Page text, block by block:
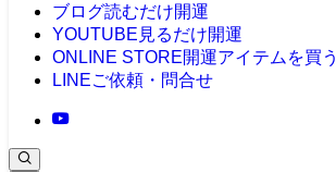
ブログ読むだけ開運
YOUTUBE 見るだけ開運
ONLINE STORE開運アイテムを買う
LINEご依頼・問合せ